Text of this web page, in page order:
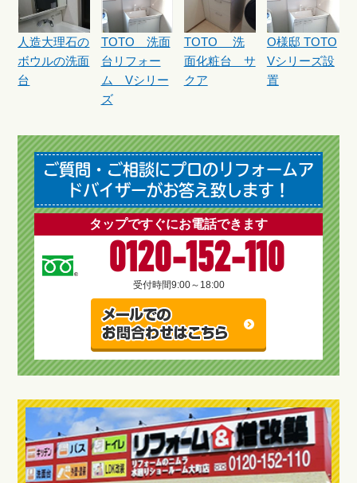
人造大理石の
ボウルの洗面
台
TOTO 洗面
台リフォー
ム Vシリー
ズ
TOTO 洗
面化粧台 サ
クア
O様邸 TOTO
Vシリーズ設
置
ご質問・ご相談にプロのリフォームア
ドバイザーがお答え致します！
タップですぐにお電話できます
0120-152-110
受付時間9:00～18:00